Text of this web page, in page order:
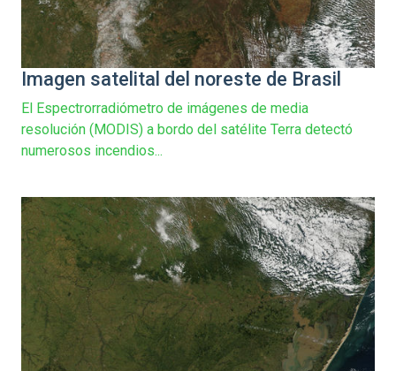
Imagen satelital del noreste de Brasil
El Espectrorradiómetro de imágenes de media
resolución (MODIS) a bordo del satélite Terra detectó
numerosos incendios...